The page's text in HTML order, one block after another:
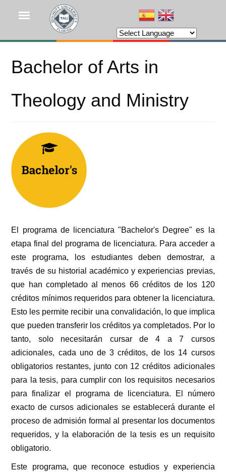
Bachelor of Arts in
Theology and Ministry
El programa de licenciatura "Bachelor's Degree" es la
etapa final del programa de licenciatura. Para acceder a
este programa, los estudiantes deben demostrar, a
través de su historial académico y experiencias previas,
que han completado al menos 66 créditos de los 120
créditos mínimos requeridos para obtener la licenciatura.
Esto les permite recibir una convalidación, lo que implica
que pueden transferir los créditos ya completados. Por lo
tanto, solo necesitarán cursar de 4 a 7 cursos
adicionales, cada uno de 3 créditos, de los 14 cursos
obligatorios restantes, junto con 12 créditos adicionales
para la tesis, para cumplir con los requisitos necesarios
para finalizar el programa de licenciatura. El número
exacto de cursos adicionales se establecerá durante el
proceso de admisión formal al presentar los documentos
requeridos, y la elaboración de la tesis es un requisito
obligatorio.
Este programa, que reconoce estudios y experiencia